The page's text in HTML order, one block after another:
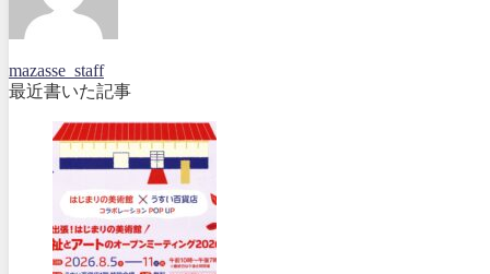
mazasse_staff
最近書いた記事